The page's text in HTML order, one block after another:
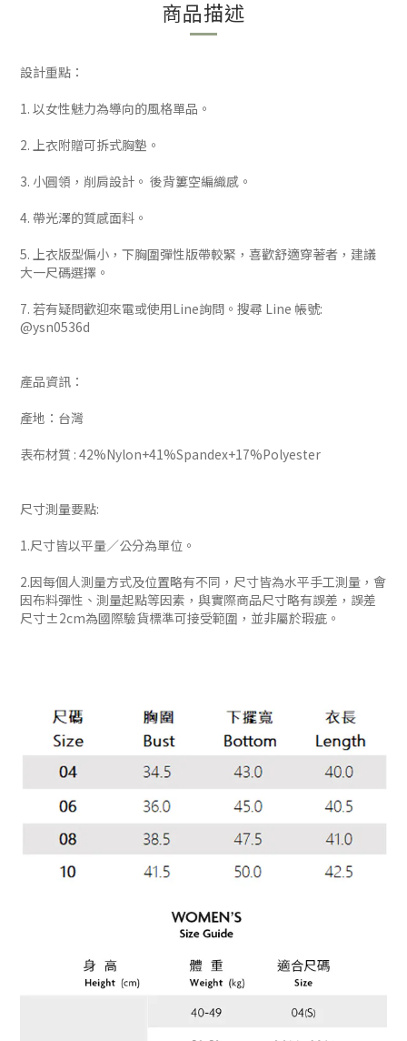
商品描述
設計重點：
1. 以女性魅力為導向的風格單品。
2. 上衣附贈可拆式胸墊。
3. 小圓領，削肩設計。 後背簍空編織感。
4. 帶光澤的質感面料。
5. 上衣版型偏小，下胸圍彈性版帶較緊，喜歡舒適穿著者，建議
大一尺碼選擇。
7. 若有疑問歡迎來電或使用Line詢問。搜尋 Line 帳號:
@ysn0536d
產品資訊：
產地：台灣
表布材質 : 42%Nylon+41%Spandex+17%Polyester
尺寸測量要點:
1.尺寸皆以平量／公分為單位。
2.因每個人測量方式及位置略有不同，尺寸皆為水平手工測量，會
因布料彈性、測量起點等因素，與實際商品尺寸略有誤差，誤差
尺寸±2cm為國際驗貨標準可接受範圍，並非屬於瑕疵。